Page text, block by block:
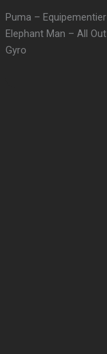
Puma – Equipementier
Elephant Man – All Out
Gyro